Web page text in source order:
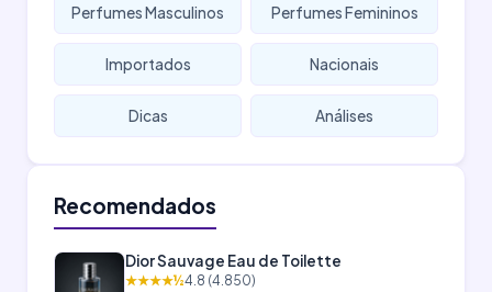
Perfumes Masculinos Perfumes Femininos
Importados Nacionais
Dicas Análises
Recomendados
Dior Sauvage Eau de Toilette
★★★★½4.8 (4.850)